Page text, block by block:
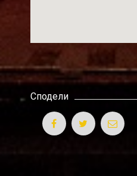
Сподели